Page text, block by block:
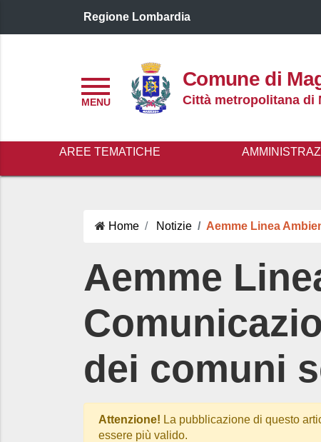
Regione Lombardia
Comune di
Città metropolitana di
AREE TEMATICHE
Home Notizie Aemme Linea
Aemme
dei comuni
Attenzione! La pubblicazione di questo
essere più valido.